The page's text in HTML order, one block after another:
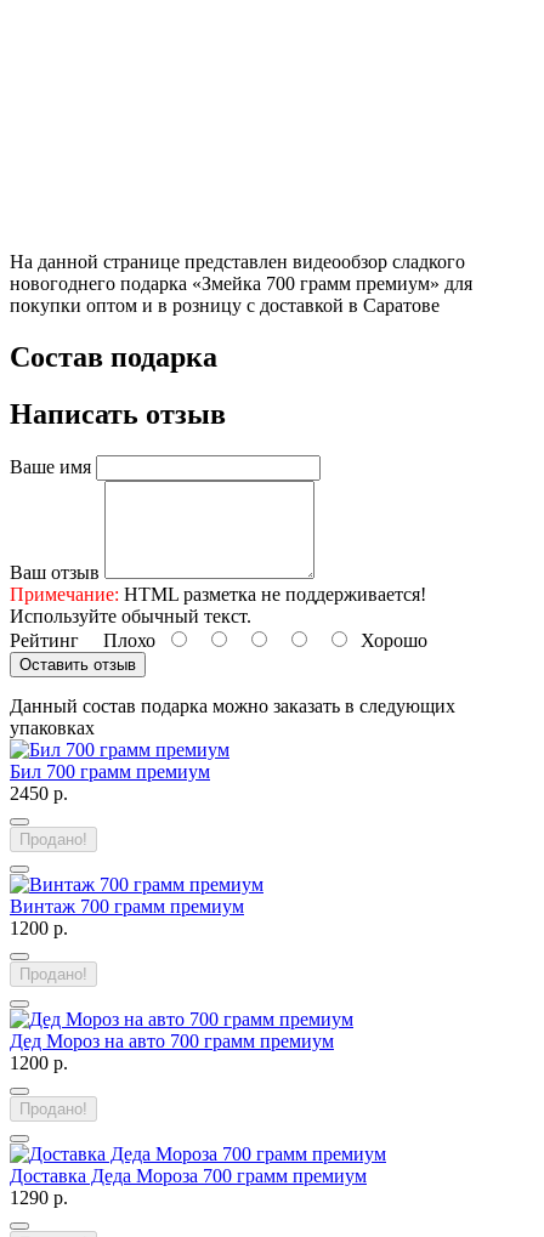
На данной странице представлен видеообзор сладкого
новогоднего подарка «Змейка 700 грамм премиум» для
покупки оптом и в розницу с доставкой в Саратове
Состав подарка
Написать отзыв
Ваше имя
Ваш отзыв
Примечание: HTML разметка не поддерживается!
Используйте обычный текст.
Рейтинг Плохо Хорошо
Оставить отзыв
Данный состав подарка можно заказать в следующих
упаковках
Бил 700 грамм премиум
2450 р.
Продано!
Винтаж 700 грамм премиум
1200 р.
Продано!
Дед Мороз на авто 700 грамм премиум
1200 р.
Продано!
Доставка Деда Мороза 700 грамм премиум
1290 р.